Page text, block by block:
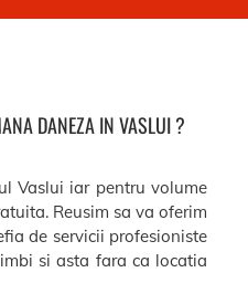
DANEZA IN VASLUI ?
Vaslui iar pentru volume
Reusim sa va oferim
de servicii profesioniste
si asta fara ca locatia